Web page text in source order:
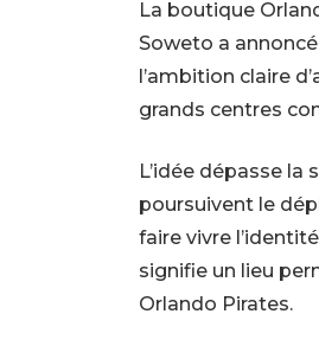
La boutique
Soweto a
l’ambition claire
grands centres
L’idée dépasse
poursuivent le
faire vivre
signifie un lieu
Orlando Pirates.